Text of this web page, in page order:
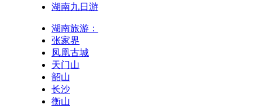
湖南九日游
湖南旅游：
张家界
凤凰古城
天门山
韶山
长沙
衡山